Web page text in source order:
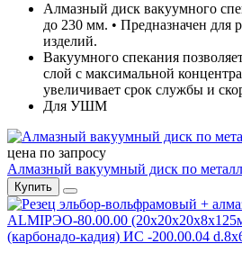
Алмазный диск вакуумного
до 230 мм. • Предназначен для
изделий.
Вакуумного спекания
слой с максимальной
увеличивает срок службы и
Для УШМ
цена по запросу
Алмазный вакуумный диск по
Купить